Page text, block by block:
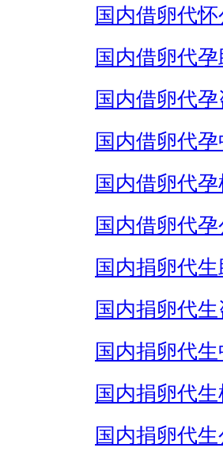
国内借卵代怀
国内借卵代
国内借卵代孕
国内借卵代
国内借卵代孕
国内借卵代孕
国内捐卵代
国内捐卵代生
国内捐卵代
国内捐卵代生
国内捐卵代生